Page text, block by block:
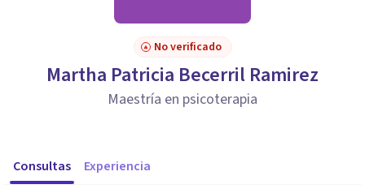
No verificado
Martha Patricia Becerril Ramirez
Maestría en psicoterapia
Consultas Experiencia